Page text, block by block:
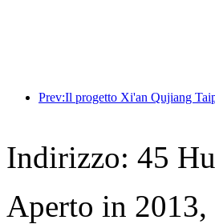
Indirizzo: 45
Aperto in 2013,